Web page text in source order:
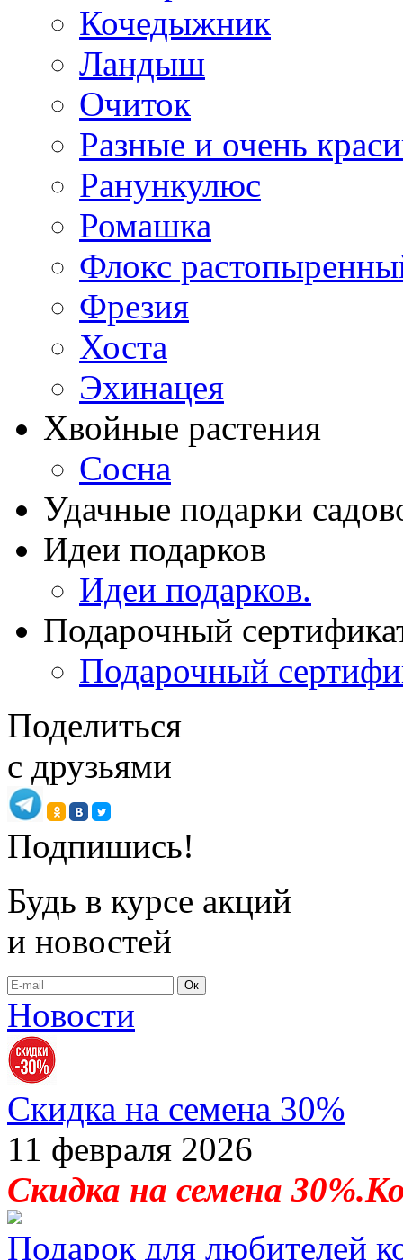
Кочедыжник
Ландыш
Очиток
Разные и очень
Ранункулюс
Ромашка
Флокс
Фрезия
Хоста
Эхинацея
Хвойные растения
Сосна
Удачные подарки
Идеи подарков
Идеи подарков.
Подарочный
Подарочный
Поделиться
с друзьями
Подпишись!
Будь в курсе акций
и новостей
Ок
Новости
Скидка на семена 30%
11 февраля 2026
Скидка на семена
Подарок для любителей